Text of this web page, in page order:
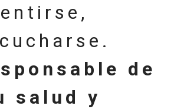
de
salud y